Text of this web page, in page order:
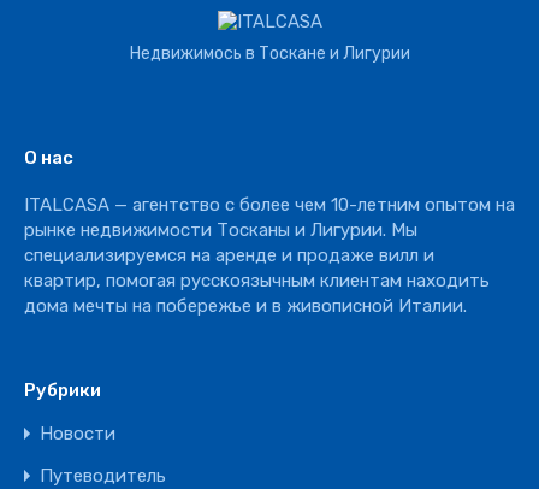
Ресторан
Недвижимось в Тоскане и Лигурии
О нас
ITALCASA — агентство с более чем 10-летним опытом на
рынке недвижимости Тосканы и Лигурии. Мы
специализируемся на аренде и продаже вилл и
квартир, помогая русскоязычным клиентам находить
дома мечты на побережье и в живописной Италии.
Рубрики
Новости
Путеводитель